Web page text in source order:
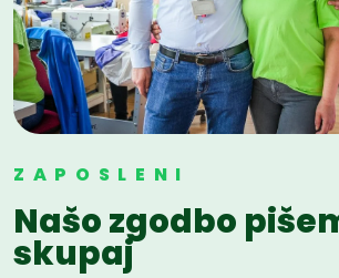
ZAPOSLENI
Našo zgodbo
skupaj